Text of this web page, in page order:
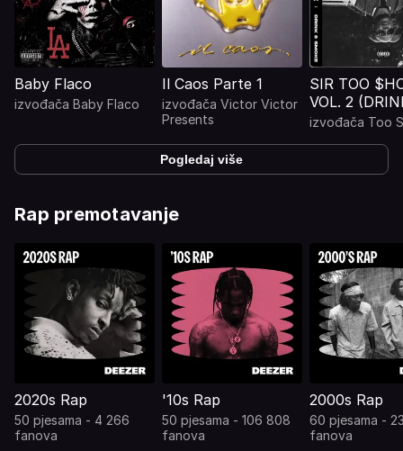
Baby Flaco
izvođača Baby Flaco
Il Caos Parte 1
izvođača Victor Victor
Presents
SIR TOO
VOL. 2
SMOKE)
izvođača Too
Pogledaj više
Rap premotavanje
2020s Rap
50 pjesama - 4 266
fanova
'10s Rap
50 pjesama - 106 808
fanova
2000s Rap
60 pjesama -
fanova